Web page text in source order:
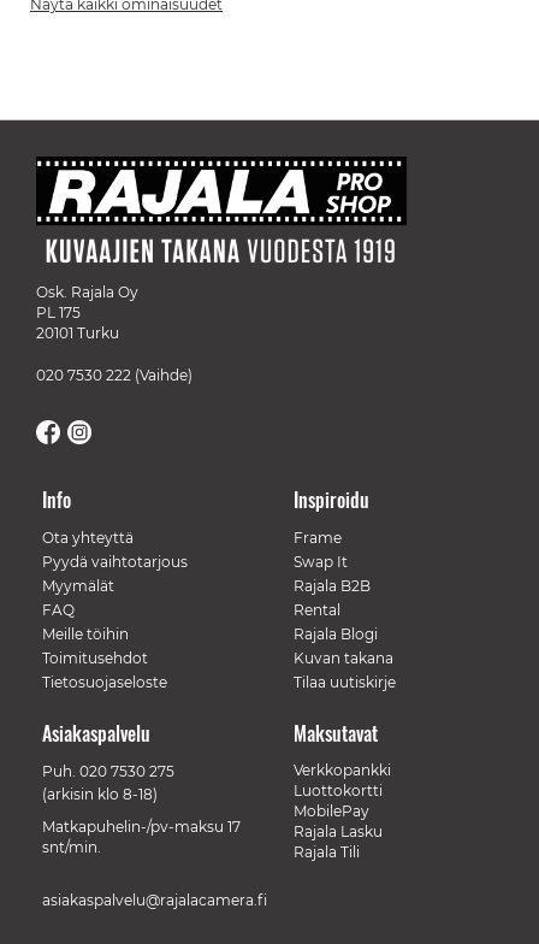
Näytä kaikki ominaisuudet
Osk. Rajala Oy
PL 175
20101 Turku
020 7530 222 (Vaihde)
Info
Ota yhteyttä
Pyydä vaihtotarjous
Myymälät
FAQ
Meille töihin
Toimitusehdot
Tietosuojaseloste
Inspiroidu
Frame
Swap It
Rajala B2B
Rental
Rajala Blogi
Kuvan takana
Tilaa uutiskirje
Maksutavat
Verkkopankki
Luottokortti
MobilePay
Rajala Lasku
Rajala Tili
Asiakaspalvelu
Puh. 020 7530 275
(arkisin klo 8-18)
Matkapuhelin-/pv-maksu 17
snt/min.
asiakaspalvelu@rajalacamera.fi